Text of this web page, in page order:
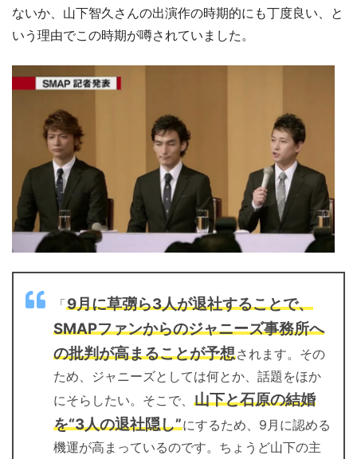
ないか、山下智久さんの出演作の時期的にも丁度良い、と
いう理由でこの時期が噂されていました。
「9月に草彅ら3人が退社することで、
SMAPファンからのジャニーズ事務所へ
の批判が高まることが予想されます。その
ため、ジャニーズとしては何とか、話題をほか
にそらしたい。そこで、 山下と石原の結婚
を“3人の退社隠し”にするため、9月に認める
機運が高まっているのです。ちょうど山下の主